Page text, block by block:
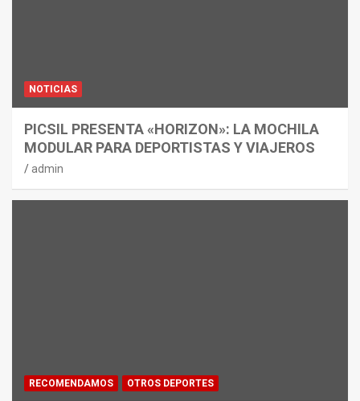
NOTICIAS
PICSIL PRESENTA «HORIZON»: LA MOCHILA
MODULAR PARA DEPORTISTAS Y VIAJEROS
admin
RECOMENDAMOS OTROS DEPORTES